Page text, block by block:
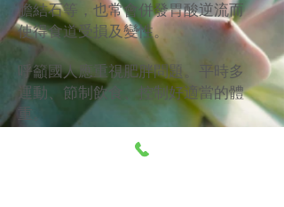
膽結石等，也常會併發胃酸逆流而
使得食道受損及變性。
呼籲國人應重視肥胖問題。平時多
運動、節制飲食、控制好適當的體
重。